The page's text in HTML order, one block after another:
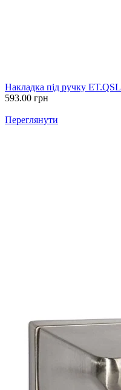
Накладка під ручку ET.QSL
593.00 грн
Переглянути